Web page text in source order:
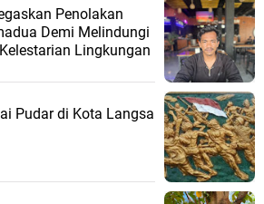
Penolakan
Demi Melindungi
Lingkungan
Pudar di Kota Langsa